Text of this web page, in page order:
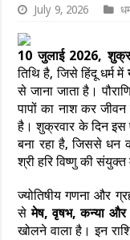
July 9, 2026
10 जुलाई 2026,
तिथि है, जिसे हिंदू धर्म में
से जाना जाता है।
पापों का नाश कर
है। शुक्रवार के दिन इस
बना रहा है, जिससे धन
श्री हरि विष्णु की
ज्योतिषीय गणना और
सेमेष, वृषभ, कन्या और
खोलने वाला है। इन